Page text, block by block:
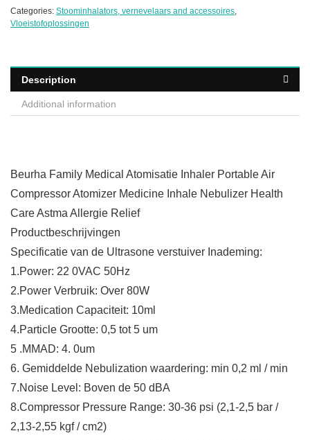
Categories: Stoominhalators, vernevelaars and accessoires,
Vloeistofoplossingen
Description
Additional information
Beurha Family Medical Atomisatie Inhaler Portable Air
Compressor Atomizer Medicine Inhale Nebulizer Health
Care Astma Allergie Relief
Productbeschrijvingen
Specificatie van de Ultrasone verstuiver Inademing:
1.Power: 22 0VAC 50Hz
2.Power Verbruik: Over 80W
3.Medication Capaciteit: 10ml
4.Particle Grootte: 0,5 tot 5 um
5 .MMAD: 4. 0um
6. Gemiddelde Nebulization waardering: min 0,2 ml / min
7.Noise Level: Boven de 50 dBA
8.Compressor Pressure Range: 30-36 psi (2,1-2,5 bar /
2,13-2,55 kgf / cm2)